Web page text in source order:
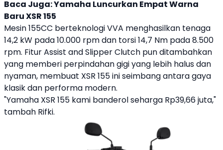
Baca Juga:Yamaha Luncurkan Empat Warna
Baru XSR 155
Mesin 155CC berteknologi VVA menghasilkan tenaga
14,2 kW pada 10.000 rpm dan torsi 14,7 Nm pada 8.500
rpm. Fitur Assist and Slipper Clutch pun ditambahkan
yang memberi perpindahan gigi yang lebih halus dan
nyaman, membuat XSR 155ini seimbang antara gaya
klasik dan performa modern.
"Yamaha XSR 155 kami banderol seharga Rp39,66 juta,"
tambah Rifki.